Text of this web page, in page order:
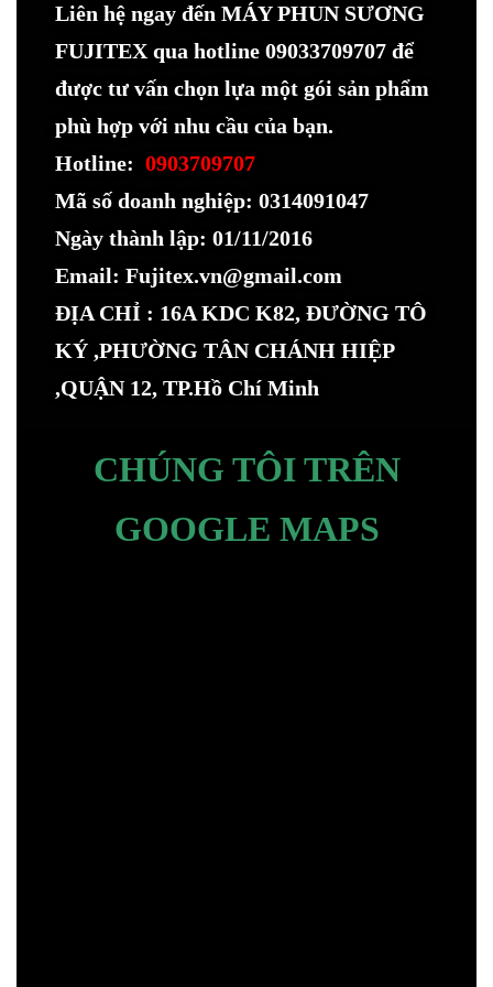
Liên hệ ngay đến MÁY PHUN SƯƠNG
FUJITEX qua hotline 09033709707 để
được tư vấn chọn lựa một gói sản phẩm
phù hợp với nhu cầu của bạn.
Hotline: 0903709707
Mã số doanh nghiệp: 0314091047
Ngày thành lập: 01/11/2016
Email: Fujitex.vn@gmail.com
ĐỊA CHỈ : 16A KDC K82, ĐƯỜNG TÔ
KÝ ,PHƯỜNG TÂN CHÁNH HIỆP
,QUẬN 12, TP.Hồ Chí Minh
CHÚNG TÔI TRÊN
GOOGLE MAPS